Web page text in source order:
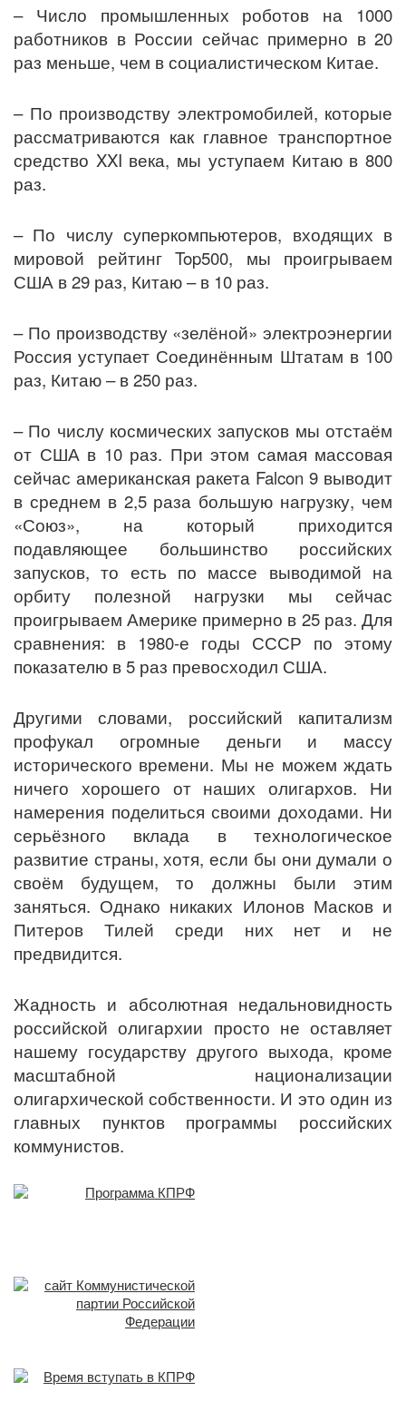
– Число промышленных роботов на 1000
работников в России сейчас примерно в 20
раз меньше, чем в социалистическом Китае.
– По производству электромобилей, которые
рассматриваются как главное транспортное
средство XXI века, мы уступаем Китаю в 800
раз.
– По числу суперкомпьютеров, входящих в
мировой рейтинг Top500, мы проигрываем
США в 29 раз, Китаю – в 10 раз.
– По производству «зелёной» электроэнергии
Россия уступает Соединённым Штатам в 100
раз, Китаю – в 250 раз.
– По числу космических запусков мы отстаём
от США в 10 раз. При этом самая массовая
сейчас американская ракета Falcon 9 выводит
в среднем в 2,5 раза большую нагрузку, чем
«Союз», на который приходится
подавляющее большинство российских
запусков, то есть по массе выводимой на
орбиту полезной нагрузки мы сейчас
проигрываем Америке примерно в 25 раз. Для
сравнения: в 1980-е годы СССР по этому
показателю в 5 раз превосходил США.
Другими словами, российский капитализм
профукал огромные деньги и массу
исторического времени. Мы не можем ждать
ничего хорошего от наших олигархов. Ни
намерения поделиться своими доходами. Ни
серьёзного вклада в технологическое
развитие страны, хотя, если бы они думали о
своём будущем, то должны были этим
заняться. Однако никаких Илонов Масков и
Питеров Тилей среди них нет и не
предвидится.
Жадность и абсолютная недальновидность
российской олигархии просто не оставляет
нашему государству другого выхода, кроме
масштабной национализации
олигархической собственности. И это один из
главных пунктов программы российских
коммунистов.